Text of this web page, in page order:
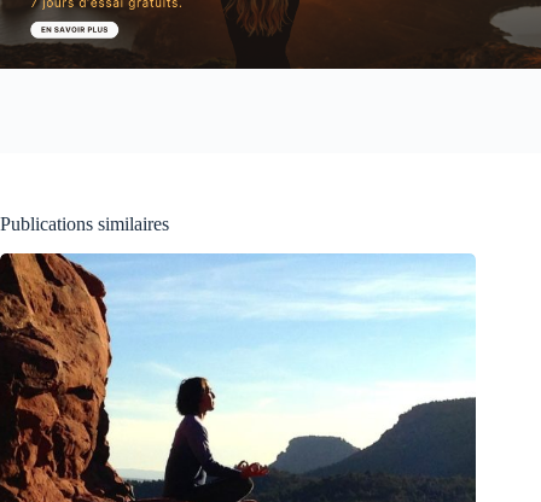
Publications similaires